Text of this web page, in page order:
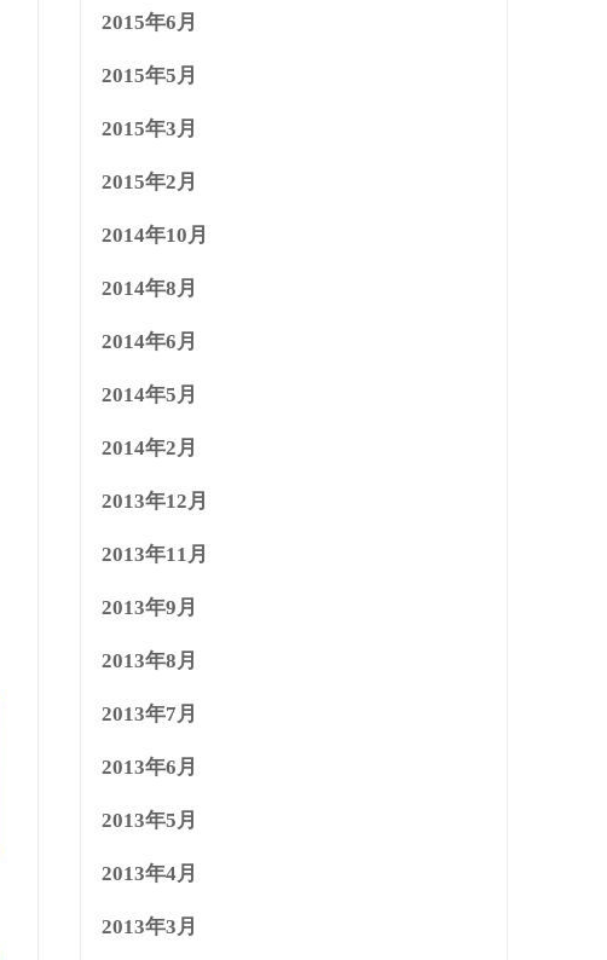
2015年6月
2015年5月
2015年3月
2015年2月
2014年10月
2014年8月
2014年6月
2014年5月
2014年2月
2013年12月
2013年11月
2013年9月
2013年8月
2013年7月
2013年6月
2013年5月
2013年4月
2013年3月